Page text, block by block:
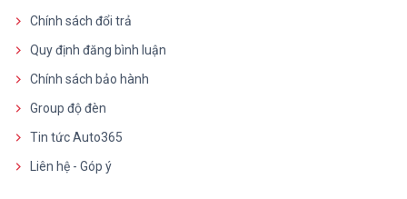
Chính sách đổi trả
Quy định đăng bình luận
Chính sách bảo hành
Group độ đèn
Tin tức Auto365
Liên hệ - Góp ý